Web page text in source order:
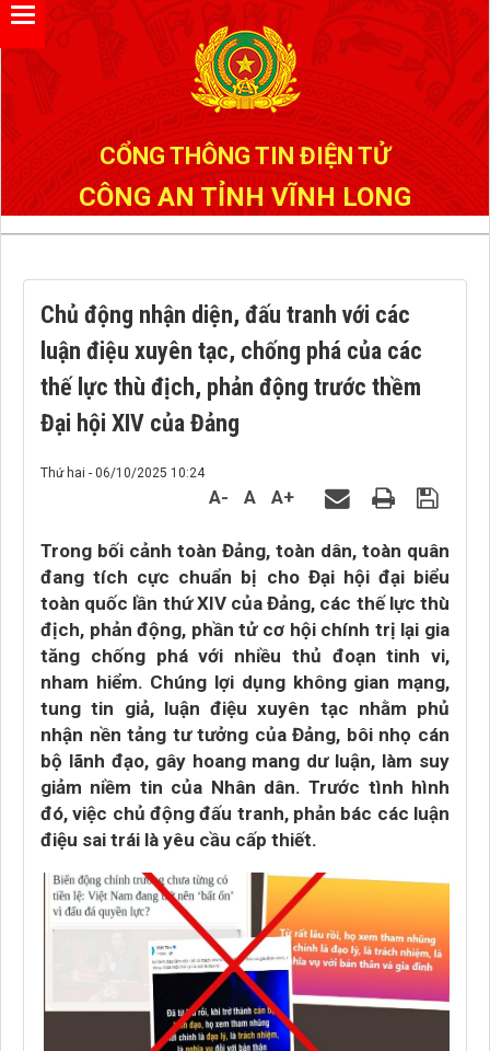
CỔNG THÔNG TIN ĐIỆN TỬ
CÔNG AN TỈNH VĨNH LONG
Chủ động nhận diện, đấu tranh với các
luận điệu xuyên tạc, chống phá của các
thế lực thù địch, phản động trước thềm
Đại hội XIV của Đảng
Thứ hai - 06/10/2025 10:24
A- A A+
Trong bối cảnh toàn Đảng, toàn dân, toàn quân
đang tích cực chuẩn bị cho Đại hội đại biểu
toàn quốc lần thứ XIV của Đảng, các thế lực thù
địch, phản động, phần tử cơ hội chính trị lại gia
tăng chống phá với nhiều thủ đoạn tinh vi,
nham hiểm. Chúng lợi dụng không gian mạng,
tung tin giả, luận điệu xuyên tạc nhằm phủ
nhận nền tảng tư tưởng của Đảng, bôi nhọ cán
bộ lãnh đạo, gây hoang mang dư luận, làm suy
giảm niềm tin của Nhân dân. Trước tình hình
đó, việc chủ động đấu tranh, phản bác các luận
điệu sai trái là yêu cầu cấp thiết.